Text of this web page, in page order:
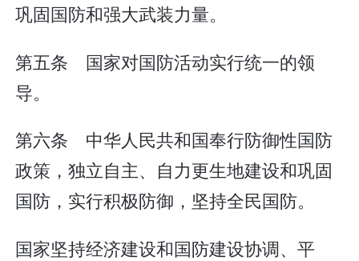
巩固国防和强大武装力量。
第五条 国家对国防活动实行统一的领
导。
第六条 中华人民共和国奉行防御性国防
政策，独立自主、自力更生地建设和巩固
国防，实行积极防御，坚持全民国防。
国家坚持经济建设和国防建设协调、平